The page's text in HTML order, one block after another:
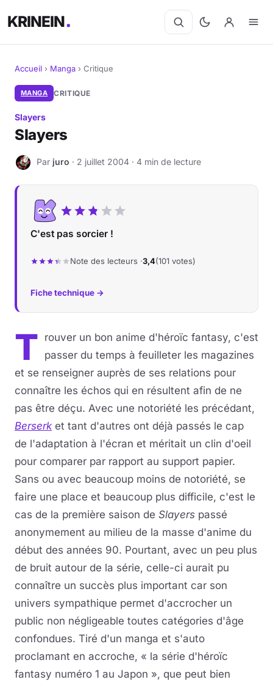
KRINEIN
Cinéma
Séries
Livres
Jeux vidéo
Musique
Sciences & Tech
Forum
Accueil › Manga › Critique
MANGA CRITIQUE
Slayers
Slayers
J Par juro · 2 juillet 2004 · 4 min de lecture
C'est pas sorcier !
Note des lecteurs ·3,4(101 votes)
Fiche technique →
T rouver un bon anime d'héroïc fantasy, c'est
passer du temps à feuilleter les magazines
et se renseigner auprès de ses relations pour
connaître les échos qui en résultent afin de ne
pas être déçu. Avec une notoriété les précédant,
Berserket tant d'autres ont déjà passés le cap
de l'adaptation à l'écran et méritait un clin d'oeil
pour comparer par rapport au support papier.
Sans ou avec beaucoup moins de notoriété, se
faire une place et beaucoup plus difficile, c'est le
cas de la première saison de Slayers passé
anonymement au milieu de la masse d'anime du
début des années 90. Pourtant, avec un peu plus
de bruit autour de la série, celle-ci aurait pu
connaître un succès plus important car son
univers sympathique permet d'accrocher un
public non négligeable toutes catégories d'âge
confondues. Tiré d'un manga et s'auto
proclamant en accroche, « la série d'héroïc
fantasy numéro 1 au Japon », que peut bien